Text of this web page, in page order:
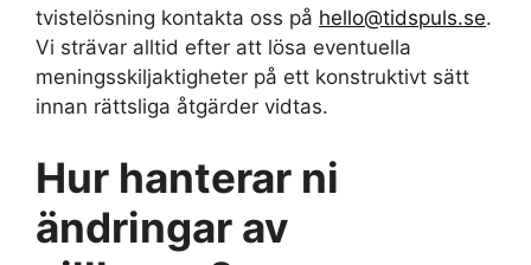
tvistelösning kontakta oss på hello@tidspuls.se.
Vi strävar alltid efter att lösa eventuella
meningsskiljaktigheter på ett konstruktivt sätt
innan rättsliga åtgärder vidtas.
Hur hanterar ni
ändringar av